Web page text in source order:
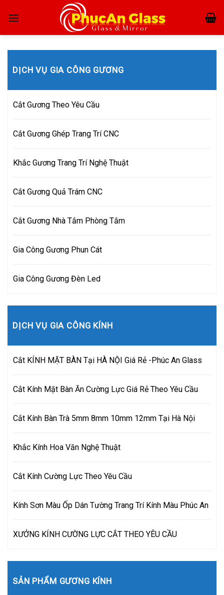
DỊCH VỤ GIA CÔNG GƯƠNG
Cắt Gương Theo Yêu Cầu
Cắt Gương Ghép Trang Trí CNC
Khắc Gương Trang Trí Nghệ Thuật
Cắt Gương Quả Trám CNC
Cắt Gương Nhà Tắm Phòng Tắm
Gia Công Gương Phun Cát
Gia Công Gương Đèn Led
DỊCH VỤ GIA CÔNG KÍNH
Cắt KÍNH MẶT BÀN Tại HÀ NỘI Giá Rẻ -Phúc An Glass
Cắt Kính Mặt Bàn Ăn Cường Lực Giá Rẻ Theo Yêu Cầu
Cắt Kính Bàn Trà 5mm 8mm 10mm 12mm Tại Hà Nội
Khắc Kính Hoa Văn Nghệ Thuật
Cắt Kính Cường Lực Theo Yêu Cầu
Kính Sơn Màu Ốp Dán Tường Trang Trí Kính Màu Phúc An
XƯỞNG KÍNH CƯỜNG LỰC CẮT THEO YÊU CẦU
SẢN PHẨM GƯƠNG KÍNH